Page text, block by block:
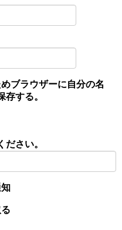
ブラウザーに自分の名
する。
ださい。